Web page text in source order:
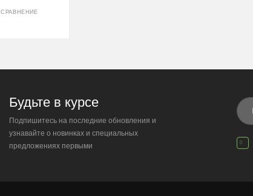
СРАВНЕНИЕ
Будьте в курсе
Подпишитесь на последние обновления и
узнавайте о новинках и специальных
предложениях первыми